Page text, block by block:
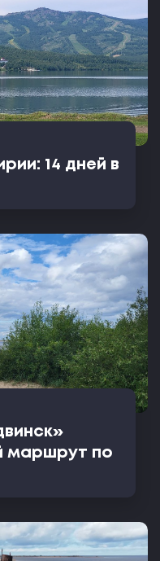
14 дней в
маршрут по